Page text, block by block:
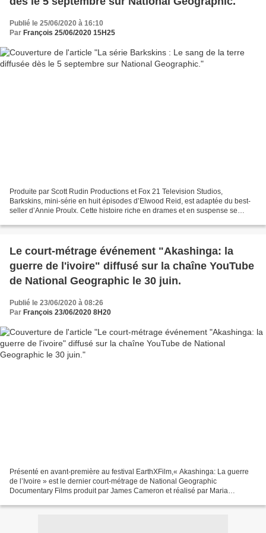
Publié le 25/06/2020 à 16:10
Par François 25/06/2020 15H25
Produite par Scott Rudin Productions et Fox 21 Television Studios,
Barkskins, mini-série en huit épisodes d’Elwood Reid, est adaptée du best-
seller d’Annie Proulx. Cette histoire riche en drames et en suspense se
Le court-métrage événement "Akashinga: la
guerre de l'ivoire" diffusé sur la chaîne YouTube
de National Geographic le 30 juin.
Publié le 23/06/2020 à 08:26
Par François 23/06/2020 8H20
Présenté en avant-première au festival EarthXFilm,« Akashinga: La guerre
de l’Ivoire » est le dernier court-métrage de National Geographic
Documentary Films produit par James Cameron et réalisé par Maria